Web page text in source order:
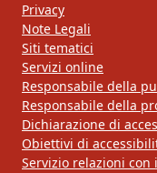
Privacy
Note Legali
Siti tematici
Servizi online
Responsabile della
Responsabile della
Dichiarazione di
Obiettivi di
Servizio relazioni